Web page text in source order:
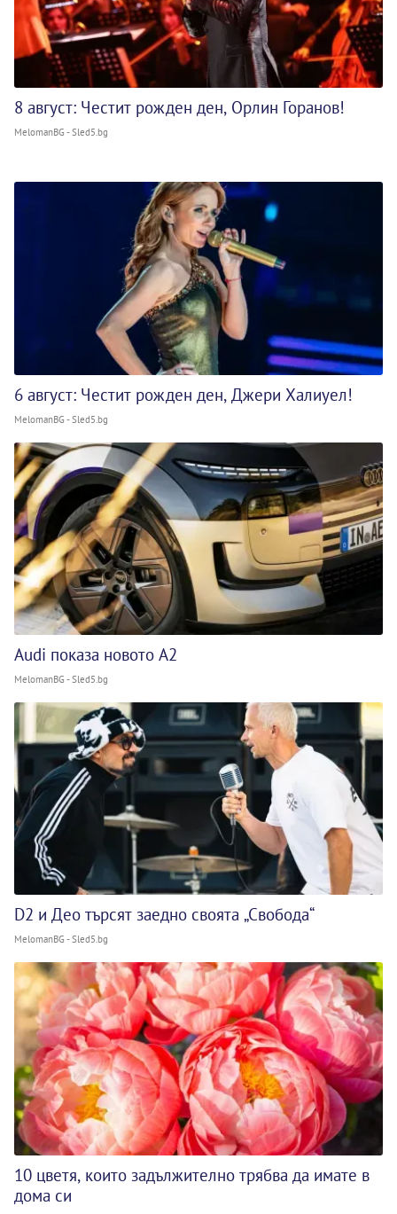
8 август: Честит рожден ден, Орлин Горанов!
MelomanBG - Sled5.bg
6 август: Честит рожден ден, Джери Халиуел!
MelomanBG - Sled5.bg
Audi показа новото A2
MelomanBG - Sled5.bg
D2 и Део търсят заедно своята „Свобода“
MelomanBG - Sled5.bg
10 цветя, които задължително трябва да имате в
дома си